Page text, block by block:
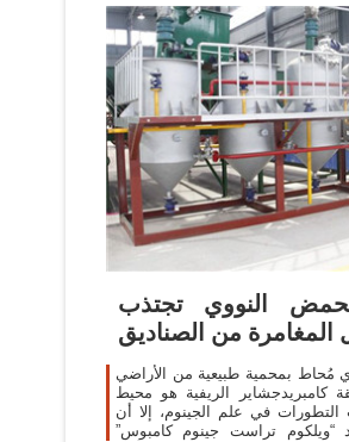
النووي تجتذب
مُحاط بمحمية طبيعية من الأراضي
كامبريدجشاير الريفية هو محيط
في علم الجينوم، إلا أن
“ويلكوم تراست جينوم كامبوس”